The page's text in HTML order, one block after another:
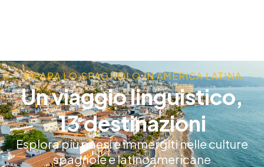
IMPARA LO SPAGNOLO IN AMERICA LATINA
Un viaggio linguistico,
13 destinazioni
Esplora più paesi e immergiti nelle culture
spagnole e latinoamericane